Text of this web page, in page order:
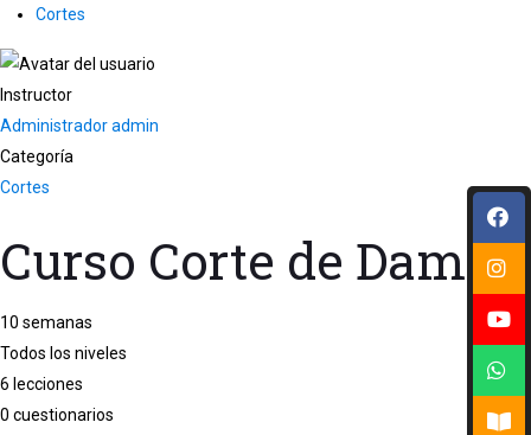
Cortes
Instructor
Administrador admin
Categoría
Cortes
Curso Corte de Dama
10 semanas
Todos los niveles
6 lecciones
0 cuestionarios